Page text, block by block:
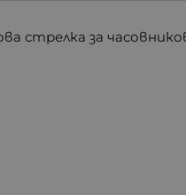
стрелка за